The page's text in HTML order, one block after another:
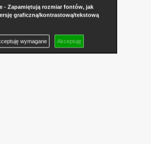
- Zapamiętują rozmiar fontów, jak
graficzną/kontrastową/tekstową
wymagane Akceptuję